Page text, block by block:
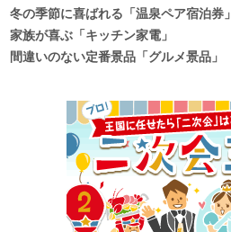
冬の季節に喜ばれる「温泉ペア宿泊券」
家族が喜ぶ「キッチン家電」
間違いのない定番景品「グルメ景品」